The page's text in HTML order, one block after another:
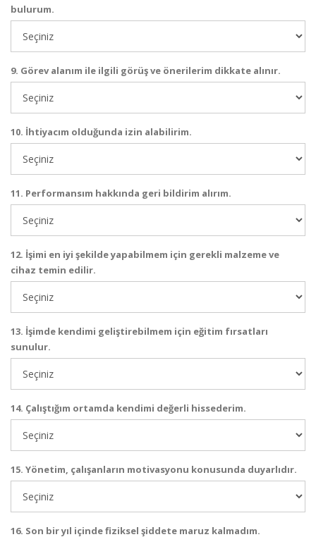
bulurum.
9. Görev alanım ile ilgili görüş ve önerilerim dikkate alınır.
10. İhtiyacım olduğunda izin alabilirim.
11. Performansım hakkında geri bildirim alırım.
12. İşimi en iyi şekilde yapabilmem için gerekli malzeme ve
cihaz temin edilir.
13. İşimde kendimi geliştirebilmem için eğitim fırsatları
sunulur.
14. Çalıştığım ortamda kendimi değerli hissederim.
15. Yönetim, çalışanların motivasyonu konusunda duyarlıdır.
16. Son bir yıl içinde fiziksel şiddete maruz kalmadım.